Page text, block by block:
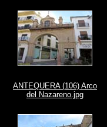
ANTEQUERA (106) Arco
del Nazareno.jpg